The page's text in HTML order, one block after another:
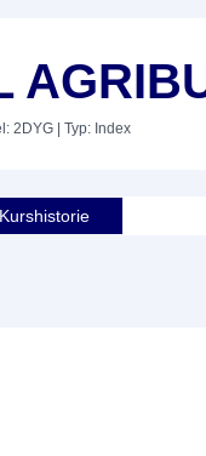
2DYG | Typ: Index
Kurshistorie